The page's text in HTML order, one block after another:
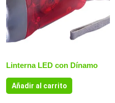
Linterna LED con Dínamo
Añadir al carrito